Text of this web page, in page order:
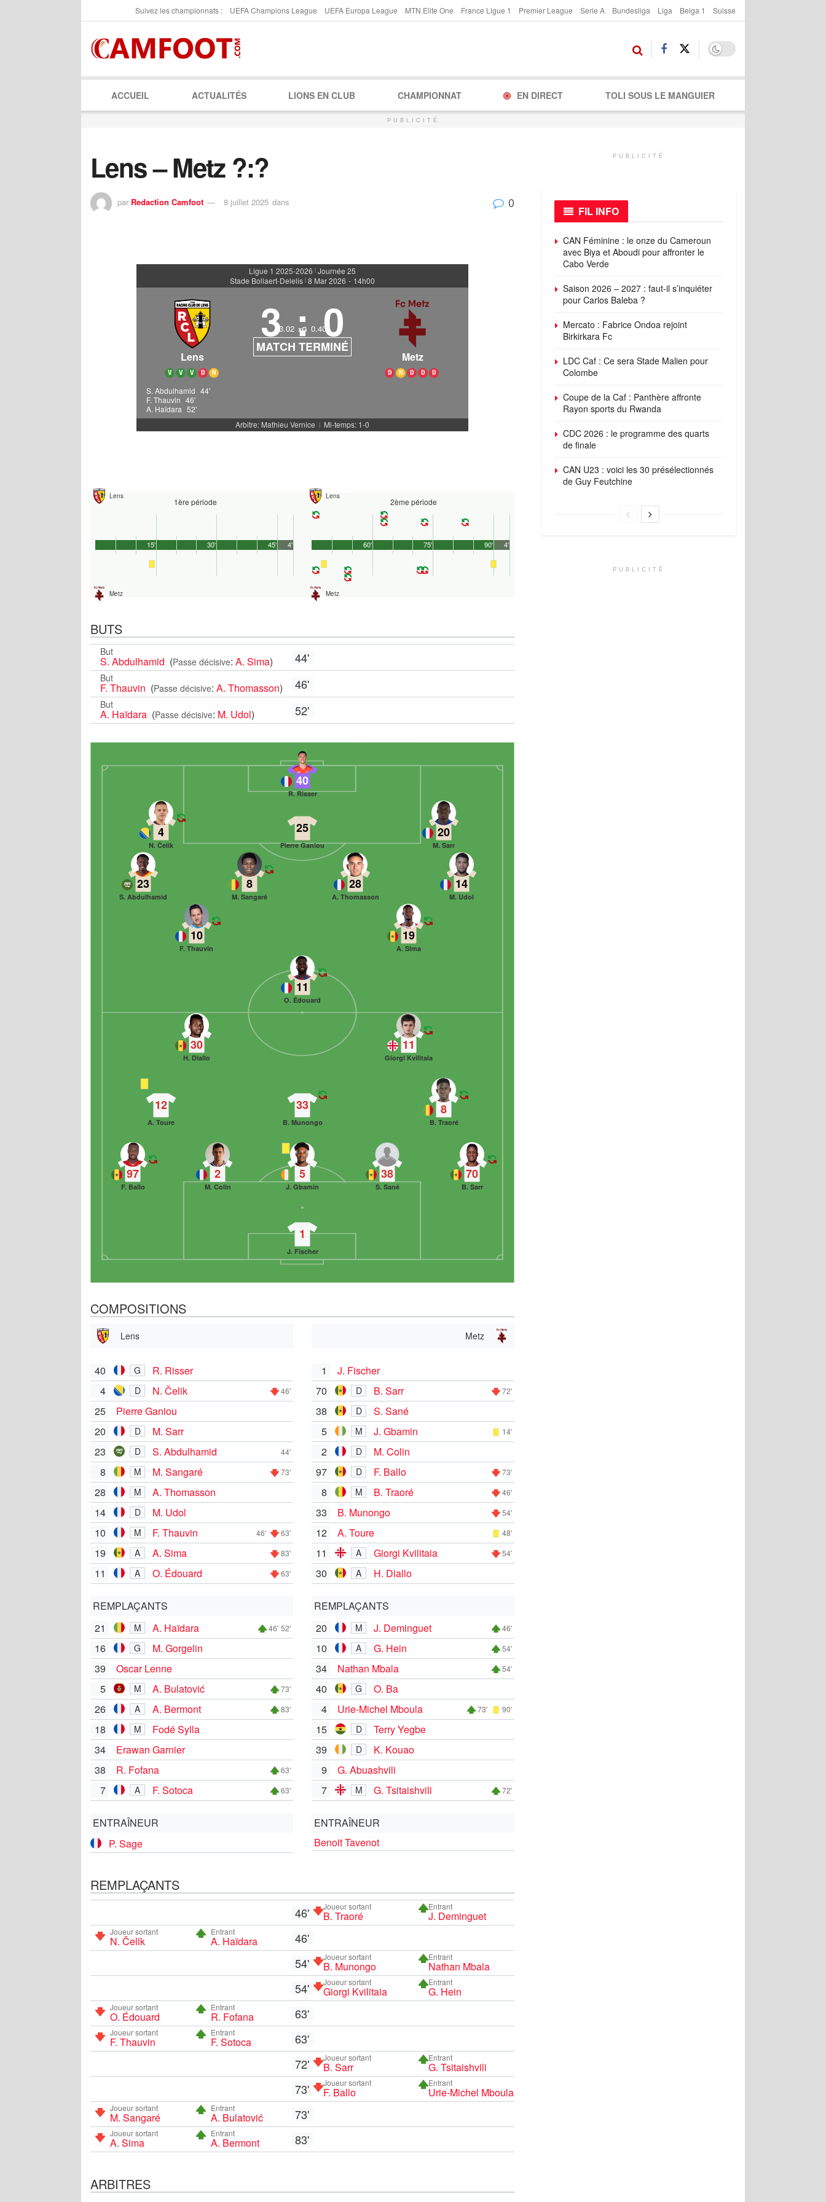
Suivez les championnats : UEFA Champions League UEFA Europa League MTN Elite One France Ligue 1 Premier League Serie A Bundesliga Liga Belga 1 Suisse
ACCUEIL ACTUALITÉS LIONS EN CLUB CHAMPIONNAT EN DIRECT TOLI SOUS LE MANGUIER
PUBLICITÉ
Lens – Metz ?:?
par Redaction Camfoot 8 juillet 2025 dans 0
Ligue 1 2025-2026 | Journée 25
Stade Bollaert-Delelis | 8 Mar 2026 - 14h00
Lens
V V V D N
3 : 0
3.02 xG 0.40
MATCH TERMINÉ
Metz
D N D D D
S. Abdulhamid 44'
F. Thauvin 46'
A. Haïdara 52'
Arbitre: Mathieu Vernice
| Mi-temps: 1-0
Lens
1ère période
Metz
45'
15' 30' 4'
Lens
2ème période
Metz
90'
60' 75' 4'
BUTS
But
S. Abdulhamid (Passe décisive: A. Sima) 44'
But
F. Thauvin (Passe décisive: A. Thomasson) 46'
But
A. Haïdara (Passe décisive: M. Udol) 52'
40
R. Risser
20
M. Sarr
25
Pierre Ganiou
4
N. Čelik
14
M. Udol
28
A. Thomasson
8
M. Sangaré
23
S. Abdulhamid
19
A. Sima
10
F. Thauvin
11
O. Édouard
1
J. Fischer
97
F. Ballo
2
M. Colin
5
J. Gbamin
38
S. Sané
70
B. Sarr
12
A. Toure
33
B. Munongo
8
B. Traoré
30
H. Diallo
11
Giorgi Kvilitaia
COMPOSITIONS
Lens
40 G
R. Risser
4
D N. Čelik 46'
25
Pierre Ganiou
20
D
M. Sarr
23
D S. Abdulhamid 44'
8 M M. Sangaré 73'
28 M
A. Thomasson
14
D
M. Udol
10
M F. Thauvin 46' 63'
19 A A. Sima 83'
11 A O. Édouard 63'
REMPLAÇANTS
21
M A. Haïdara 46' 52'
16 G
M. Gorgelin
39
Oscar Lenne
5
M A. Bulatović 73'
26 A A. Bermont 83'
18 M
Fodé Sylla
34
Erawan Garnier
38
R. Fofana 63'
7 A F. Sotoca 63'
ENTRAÎNEUR
P. Sage
Metz
1
J. Fischer
70
D B. Sarr 72'
38 D
S. Sané
5
M J. Gbamin 14'
2 D
M. Colin
97
D F. Ballo 73'
8 M B. Traoré 46'
33 B. Munongo 54'
12 A. Toure 48'
11 A Giorgi Kvilitaia 54'
30 A H. Diallo
REMPLAÇANTS
20
M J. Deminguet 46'
10 A G. Hein 54'
34 Nathan Mbala 54'
40 G
O. Ba
4
Urie-Michel Mboula 73' 90'
15 D
Terry Yegbe
39
D
K. Kouao
9
G. Abuashvili
7
M G. Tsitaishvili 72'
ENTRAÎNEUR
Benoit Tavenot
REMPLAÇANTS
46' Joueur sortant
B. Traoré
Entrant
J. Deminguet
Joueur sortant
N. Čelik
Entrant
A. Haïdara
46'
54'
Joueur sortant
B. Munongo
Entrant
Nathan Mbala
54' Joueur sortant
Giorgi Kvilitaia
Entrant
G. Hein
Joueur sortant
O. Édouard
Entrant
R. Fofana 63'
Joueur sortant
F. Thauvin
Entrant
F. Sotoca
63'
72'
Joueur sortant
B. Sarr
Entrant
G. Tsitaishvili
73' Joueur sortant
F. Ballo
Entrant
Urie-Michel Mboula
Joueur sortant
M. Sangaré
Entrant
A. Bulatović 73'
Joueur sortant
A. Sima
Entrant
A. Bermont 83'
ARBITRES
PUBLICITÉ
FIL INFO
CAN Féminine : le onze du Cameroun
avec Biya et Aboudi pour affronter le
Cabo Verde
Saison 2026 – 2027 : faut-il s’inquiéter
pour Carlos Baleba ?
Mercato : Fabrice Ondoa rejoint
Birkirkara Fc
LDC Caf : Ce sera Stade Malien pour
Colombe
Coupe de la Caf : Panthère affronte
Rayon sports du Rwanda
CDC 2026 : le programme des quarts
de finale
CAN U23 : voici les 30 présélectionnés
de Guy Feutchine
PUBLICITÉ